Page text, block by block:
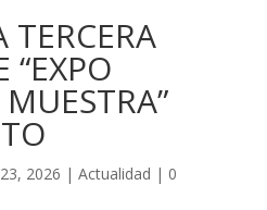
“EXPO
2026 | Actualidad | 0